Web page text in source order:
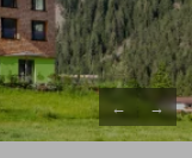
← →